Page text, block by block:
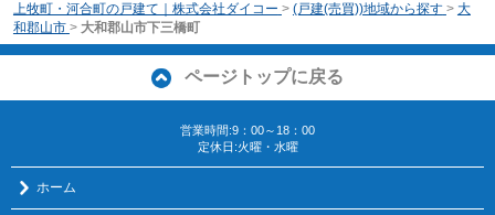
上牧町・河合町の戸建て｜株式会社ダイコー > (戸建(売買))地域から探す > 大
和郡山市 > 大和郡山市下三橋町
ページトップに戻る
営業時間:9：00～18：00
定休日:火曜・水曜
ホーム